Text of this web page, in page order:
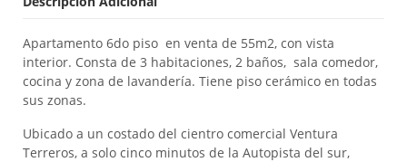
Apartamento 6do piso en venta de 55m2, con vista
interior. Consta de 3 habitaciones, 2 baños, sala comedor,
cocina y zona de lavandería. Tiene piso cerámico en todas
sus zonas.
Ubicado a un costado del cientro comercial Ventura
Terreros, a solo cinco minutos de la Autopista del sur,